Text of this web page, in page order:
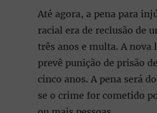
Até agora, a pena para
racial era de reclusão de
três anos e multa. A nova
prevê punição de prisão
cinco anos. A pena será
se o crime for cometido